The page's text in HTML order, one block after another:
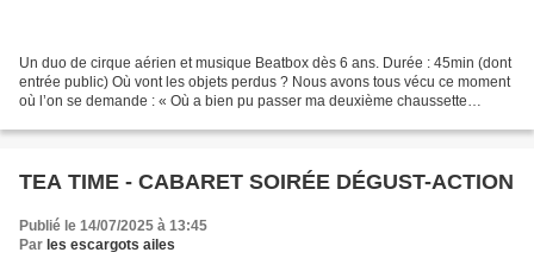
Un duo de cirque aérien et musique Beatbox dès 6 ans. Durée : 45min (dont
entrée public) Où vont les objets perdus ? Nous avons tous vécu ce moment
où l’on se demande : « Où a bien pu passer ma deuxième chaussette
TEA TIME - CABARET SOIRÉE DÉGUST-ACTION
Publié le 14/07/2025 à 13:45
Par les escargots ailes